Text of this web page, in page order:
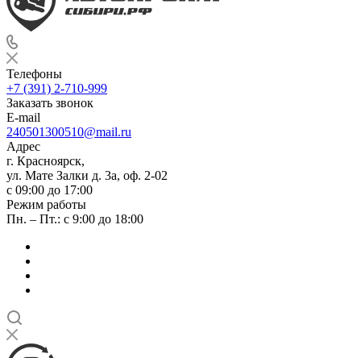
Телефоны
+7 (391) 2-710-999
Заказать звонок
E-mail
240501300510@mail.ru
Адрес
г. Красноярск,
ул. Мате Залки д. 3а, оф. 2-02
с 09:00 до 17:00
Режим работы
Пн. – Пт.: с 9:00 до 18:00